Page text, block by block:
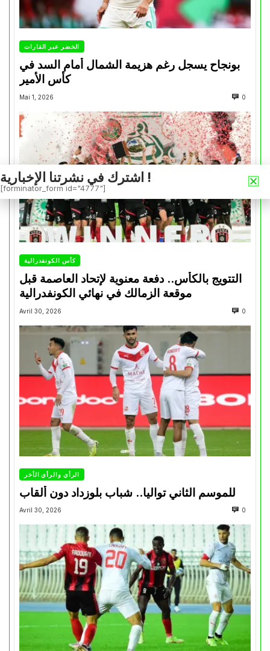
الخضر عبر القارات
بونجاح يسجل رغم هزيمة الشمال أمام السد في
كأس الأمير
Mai 1, 2026 0
كأس الكونفدرالية
التتويج بالكأس.. دفعة معنوية لإتحاد العاصمة قبل
موقعة الزمالك في نهائي الكونفدرالية
Avril 30, 2026 0
الرأي والرأي الأخر
للموسم الثاني تواليا.. شباب بلوزداد دون ألقاب
Avril 30, 2026 0
اشترك في نشرتنا الإخبارية !
[forminator_form id="4777"]